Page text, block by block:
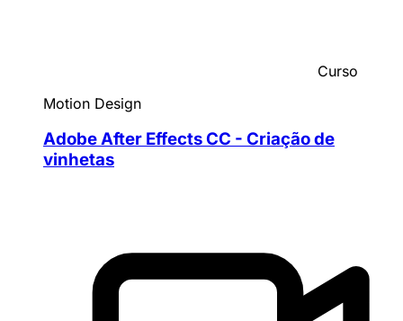
Curso
Motion Design
Adobe After Effects CC - Criação de
vinhetas